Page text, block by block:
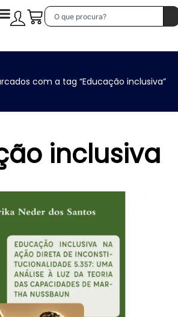
com a tag “Educação inclusiva”
inclusiva